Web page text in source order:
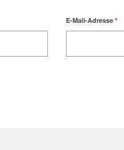
E-Mail-Adresse *